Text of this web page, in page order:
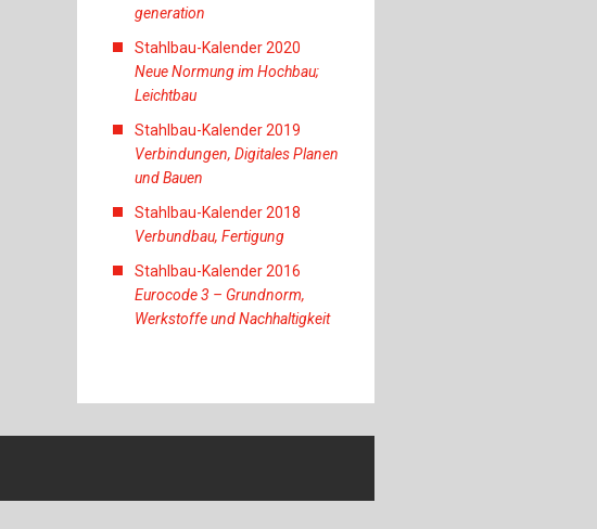
generation
Stahlbau-Kalender 2020
Neue Normung im Hochbau;
Leichtbau
Stahlbau-Kalender 2019
Verbindungen, Digitales Planen
und Bauen
Stahlbau-Kalender 2018
Verbundbau, Fertigung
Stahlbau-Kalender 2016
Eurocode 3 – Grundnorm,
Werkstoffe und Nachhaltigkeit